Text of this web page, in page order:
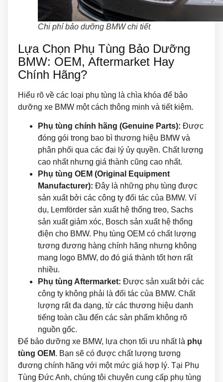
Chi phí bảo dưỡng BMW chi tiết
Lựa Chọn Phụ Tùng Bảo Dưỡng
BMW: OEM, Aftermarket Hay
Chính Hãng?
Hiểu rõ về các loại phụ tùng là chìa khóa để bảo
dưỡng xe BMW một cách thông minh và tiết kiệm.
Phụ tùng chính hãng (Genuine Parts): Được
đóng gói trong bao bì thương hiệu BMW và
phân phối qua các đại lý ủy quyền. Chất lượng
cao nhất nhưng giá thành cũng cao nhất.
Phụ tùng OEM (Original Equipment
Manufacturer): Đây là những phụ tùng được
sản xuất bởi các công ty đối tác của BMW. Ví
dụ, Lemförder sản xuất hệ thống treo, Sachs
sản xuất giảm xóc, Bosch sản xuất hệ thống
điện cho BMW. Phụ tùng OEM có chất lượng
tương đương hàng chính hãng nhưng không
mang logo BMW, do đó giá thành tốt hơn rất
nhiều.
Phụ tùng Aftermarket: Được sản xuất bởi các
công ty không phải là đối tác của BMW. Chất
lượng rất đa dạng, từ các thương hiệu danh
tiếng toàn cầu đến các sản phẩm không rõ
nguồn gốc.
Để bảo dưỡng xe BMW, lựa chọn tối ưu nhất là phụ
tùng OEM. Bạn sẽ có được chất lượng tương
đương chính hãng với một mức giá hợp lý. Tại Phụ
Tùng Đức Anh, chúng tôi chuyên cung cấp phụ tùng